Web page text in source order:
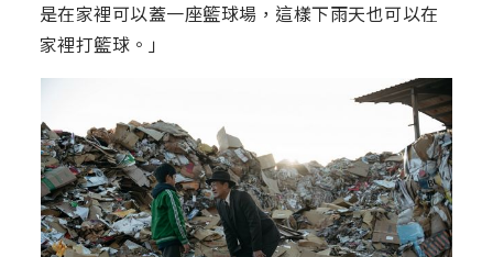
是在家裡可以蓋一座籃球場，這樣下雨天也可以在
家裡打籃球。」